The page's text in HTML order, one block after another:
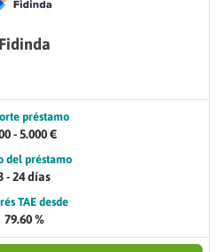
Fidinda
préstamo
- 5.000 €
del préstamo
- 24 días
TAE desde
79.60 %